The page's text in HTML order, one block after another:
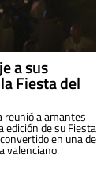
a sus
Fiesta del
reunió a amantes
edición de su Fiesta
en una de
valenciano.